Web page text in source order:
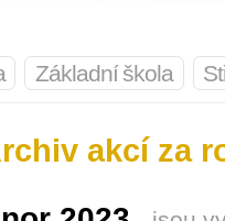
Základní škola
akcí za